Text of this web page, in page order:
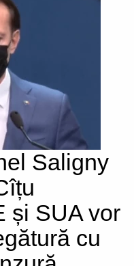
Saligny
și SUA vor
cu